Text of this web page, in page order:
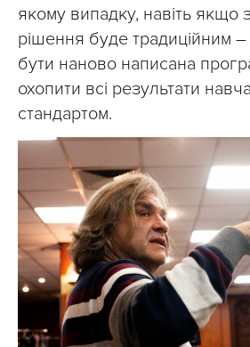
якому випадку, навіть якщо
рішення буде традиційним
бути наново написана
охопити всі результати
стандартом.